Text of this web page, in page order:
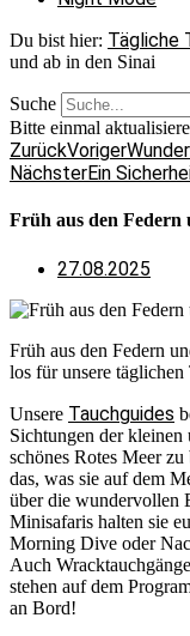
Du bist hier: Tägliche
und ab in den Sinai
Suche
Bitte einmal
ZurückVoriger
NächsterEin
Früh aus den Federn
27.08.2025
Früh aus den Federn
los für unsere
Unsere Tauchguides
Sichtungen der kleinen
schönes Rotes Meer
das, was sie auf dem
über die wundervollen
Minisafaris halten sie
Morning Dive oder
Auch
stehen auf dem
an Bord!